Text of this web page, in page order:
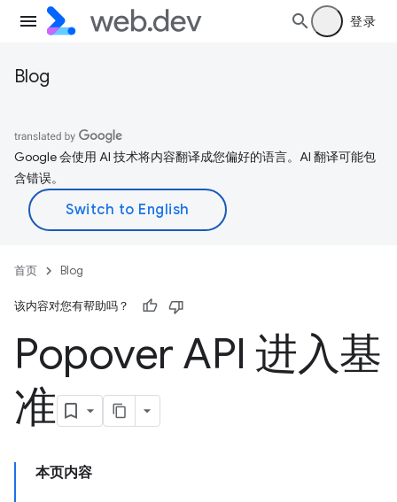
登录
Blog
Google 会使用 AI 技术将内容翻译成您偏好的语言。AI 翻译可能包
含错误。
首页 Blog
该内容对您有帮助吗？
Popover API 进入基
准
本页内容